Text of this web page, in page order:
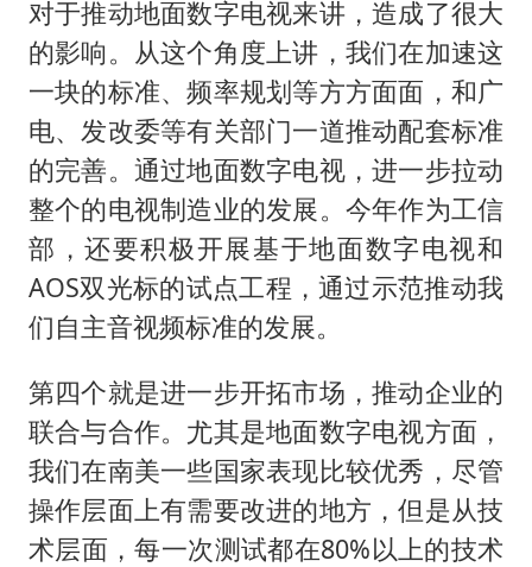
对于推动地面数字电视来讲，造成了很大
的影响。从这个角度上讲，我们在加速这
一块的标准、频率规划等方方面面，和广
电、发改委等有关部门一道推动配套标准
的完善。通过地面数字电视，进一步拉动
整个的电视制造业的发展。今年作为工信
部，还要积极开展基于地面数字电视和
AOS双光标的试点工程，通过示范推动我
们自主音视频标准的发展。
第四个就是进一步开拓市场，推动企业的
联合与合作。尤其是地面数字电视方面，
我们在南美一些国家表现比较优秀，尽管
操作层面上有需要改进的地方，但是从技
术层面，每一次测试都在80%以上的技术